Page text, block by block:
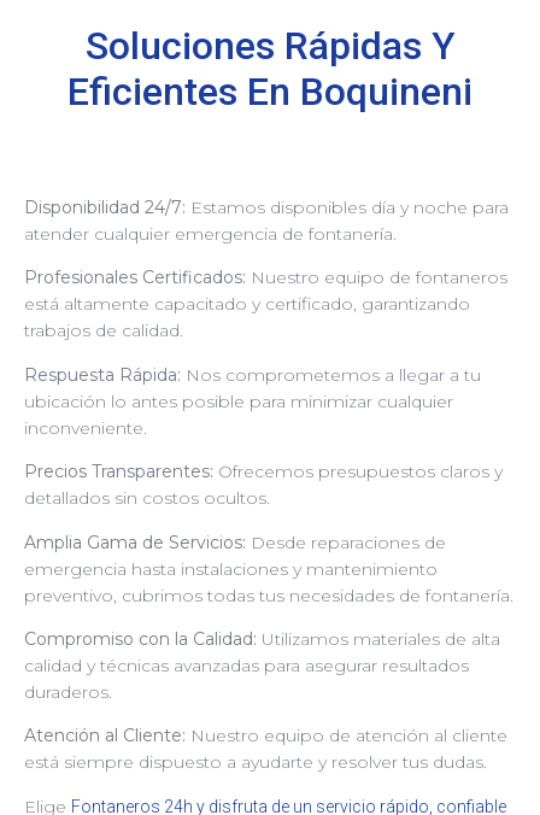
Soluciones Rápidas Y
Eficientes En Boquineni
Disponibilidad 24/7: Estamos disponibles día y noche para
atender cualquier emergencia de fontanería.
Profesionales Certificados: Nuestro equipo de fontaneros
está altamente capacitado y certificado, garantizando
trabajos de calidad.
Respuesta Rápida: Nos comprometemos a llegar a tu
ubicación lo antes posible para minimizar cualquier
inconveniente.
Precios Transparentes: Ofrecemos presupuestos claros y
detallados sin costos ocultos.
Amplia Gama de Servicios: Desde reparaciones de
emergencia hasta instalaciones y mantenimiento
preventivo, cubrimos todas tus necesidades de fontanería.
Compromiso con la Calidad: Utilizamos materiales de alta
calidad y técnicas avanzadas para asegurar resultados
duraderos.
Atención al Cliente: Nuestro equipo de atención al cliente
está siempre dispuesto a ayudarte y resolver tus dudas.
Elige Fontaneros 24h y disfruta de un servicio rápido, confiable